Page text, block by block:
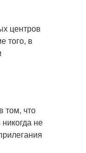
центров
того, в
том, что
не